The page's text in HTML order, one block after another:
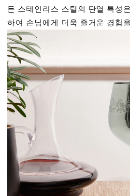
든 스테인리스 스틸의 단열 특성
하여 손님에게 더욱 즐거운 경험